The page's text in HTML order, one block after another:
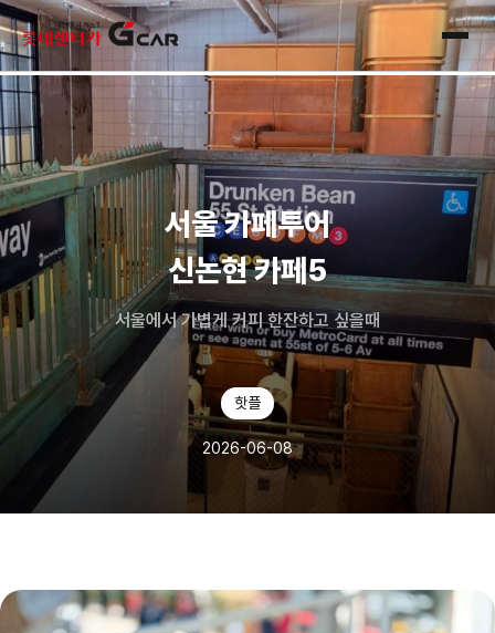
skip navigation
전체
서울 카페투어
신논현 카페5
서울에서 가볍게 커피 한잔하고 싶을때
핫플
2026-06-08